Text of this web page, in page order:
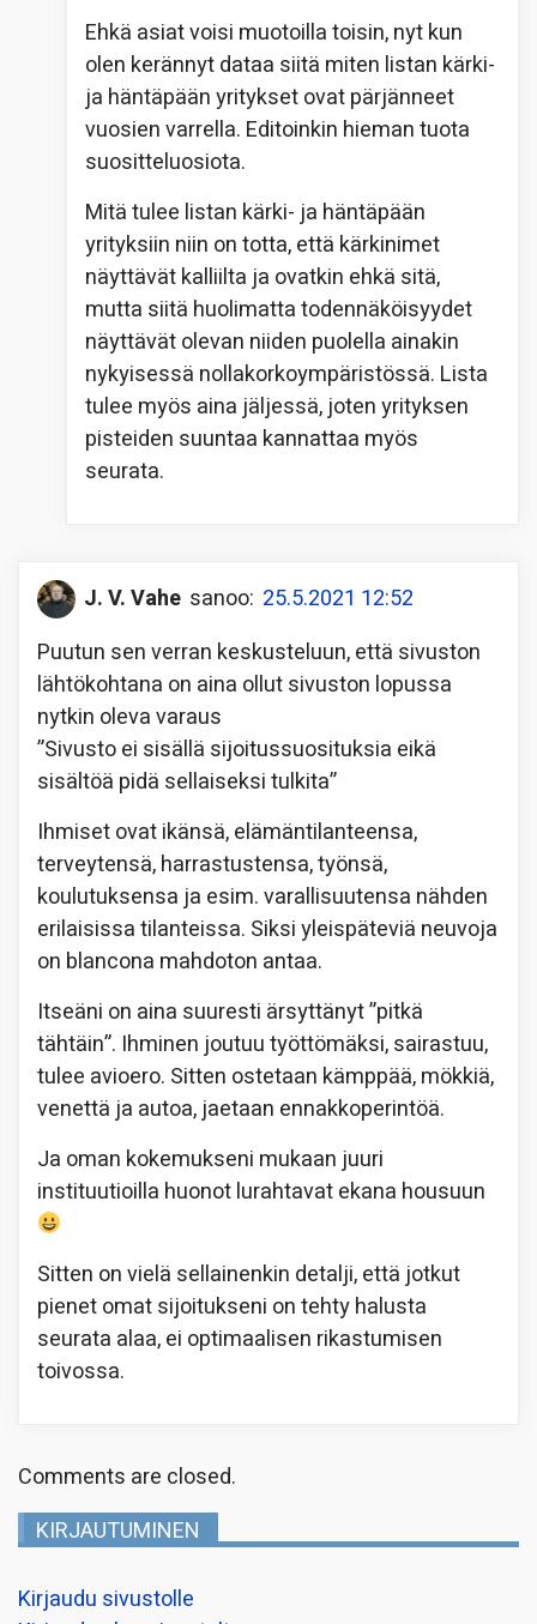
Ehkä asiat voisi muotoilla toisin, nyt kun
olen kerännyt dataa siitä miten listan kärki-
ja häntäpään yritykset ovat pärjänneet
vuosien varrella. Editoinkin hieman tuota
suositteluosiota.
Mitä tulee listan kärki- ja häntäpään
yrityksiin niin on totta, että kärkinimet
näyttävät kalliilta ja ovatkin ehkä sitä,
mutta siitä huolimatta todennäköisyydet
näyttävät olevan niiden puolella ainakin
nykyisessä nollakorkoympäristössä. Lista
tulee myös aina jäljessä, joten yrityksen
pisteiden suuntaa kannattaa myös
seurata.
J. V. Vahe sanoo: 25.5.2021 12:52
Puutun sen verran keskusteluun, että sivuston
lähtökohtana on aina ollut sivuston lopussa
nytkin oleva varaus
”Sivusto ei sisällä sijoitussuosituksia eikä
sisältöä pidä sellaiseksi tulkita”
Ihmiset ovat ikänsä, elämäntilanteensa,
terveytensä, harrastustensa, työnsä,
koulutuksensa ja esim. varallisuutensa nähden
erilaisissa tilanteissa. Siksi yleispäteviä neuvoja
on blancona mahdoton antaa.
Itseäni on aina suuresti ärsyttänyt ”pitkä
tähtäin”. Ihminen joutuu työttömäksi, sairastuu,
tulee avioero. Sitten ostetaan kämppää, mökkiä,
venettä ja autoa, jaetaan ennakkoperintöä.
Ja oman kokemukseni mukaan juuri
instituutioilla huonot lurahtavat ekana housuun
Sitten on vielä sellainenkin detalji, että jotkut
pienet omat sijoitukseni on tehty halusta
seurata alaa, ei optimaalisen rikastumisen
toivossa.
Comments are closed.
KIRJAUTUMINEN
Kirjaudu sivustolle